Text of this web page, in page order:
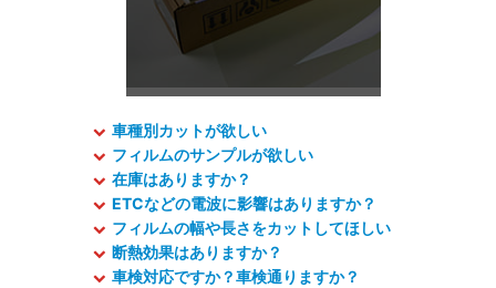
車種別カットが欲しい
フィルムのサンプルが欲しい
在庫はありますか？
ETCなどの電波に影響はありますか？
フィルムの幅や長さをカットしてほしい
断熱効果はありますか？
車検対応ですか？車検通りますか？